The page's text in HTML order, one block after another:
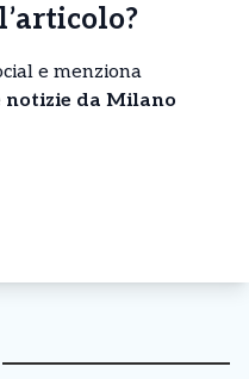
e menziona
notizie da Milano